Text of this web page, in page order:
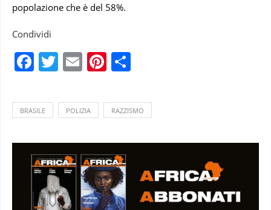
popolazione che è del 58%.
Condividi
Facebook
Twitter
EmailPinterest
BRASILE POLIZIA RAZZISMO